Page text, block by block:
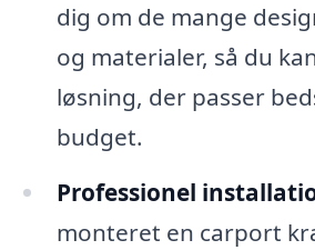
dig om de mange
og materialer, så du
løsning, der passer
budget.
Professionel
monteret en carport